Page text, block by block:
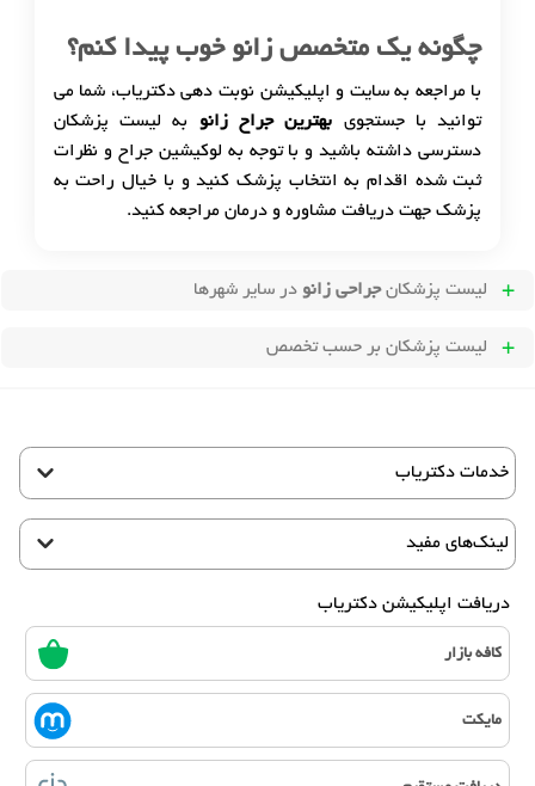
چگونه یک متخصص زانو خوب پیدا کنم؟
با مراجعه به سایت و اپلیکیشن نوبت دهی دکتریاب، شما می
توانید با جستجوی بهترین جراح زانو به لیست پزشکان
دسترسی داشته باشید و با توجه به لوکیشین جراح و نظرات
ثبت شده اقدام به انتخاب پزشک کنید و با خیال راحت به
پزشک جهت دریافت مشاوره و درمان مراجعه کنید.
لیست پزشکانجراحی زانو در سایر شهرها
لیست پزشکان بر حسب تخصص
خدمات دکتریاب
لینک‌های مفید
دریافت اپلیکیشن دکتریاب
کافه بازار
مایکت